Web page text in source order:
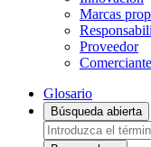
Marcas
Proveedor
Comerciante
Glosario
Búsqueda abierta